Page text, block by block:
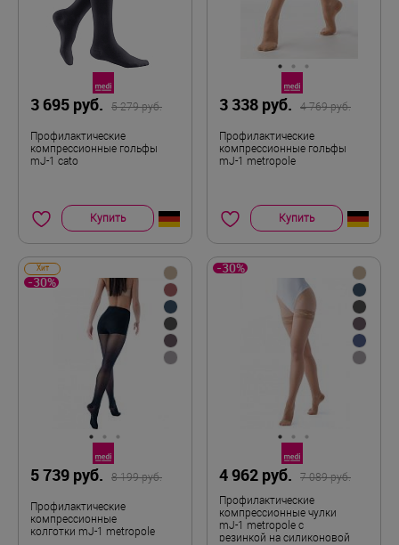
3 695 руб. 5 279 руб.
Профилактические
компрессионные гольфы
mJ-1 cato
Купить
3 338 руб. 4 769 руб.
Профилактические
компрессионные гольфы
mJ-1 metropole
Купить
Хит
-30%
5 739 руб. 8 199 руб.
Профилактические
компрессионные
колготки mJ-1 metropole
-30%
4 962 руб.
7 089 руб.
Профилактические
компрессионные чулки
mJ-1 metropole с
резинкой на силиконовой